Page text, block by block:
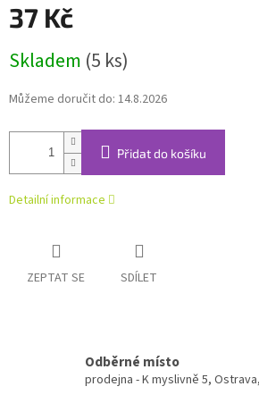
37 Kč
cena:
Skladem (5 ks)
Můžeme doručit do: 14.8.2026
Přidat do košíku
Detailní informace
ZEPTAT SE SDÍLET
Odběrné místo
prodejna - K myslivně 5,